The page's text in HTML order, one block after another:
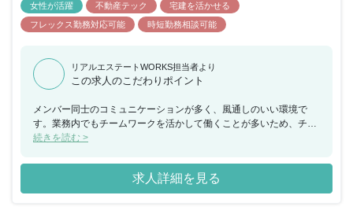
女性が活躍
不動産テック
宅建を活かせる
フレックス勤務対応可能
時短勤務相談可能
リアルエステートWORKS担当者より
この求人のこだわりポイント
メンバー同士のコミュニケーションが多く、風通しのいい環境で
す。業務内でもチームワークを活かして働くことが多いため、チー
ムで何かを成し遂げたいと考えている方におススメの求人です。ま
制度など女性のライフイベントにも沿った制度が整っております。
続きを読む >
求人詳細を見る